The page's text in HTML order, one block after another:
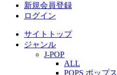
新規会員登録
ログイン
サイトトップ
ジャンル
J-POP
ALL
POPS ポップス